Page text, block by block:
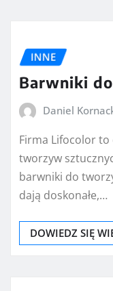
INNE
Barwniki
Daniel
Firma Lifocolor to
tworzyw
barwniki do
dają doskonałe,…
DOWIEDZ SIĘ